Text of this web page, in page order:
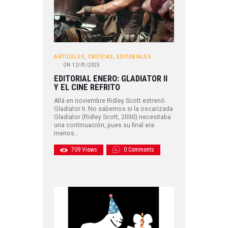
ARTÍCULOS, CRÍTICAS, EDITORIALES
ON 12/01/2025
EDITORIAL ENERO: GLADIATOR II
Y EL CINE REFRITO
Allá en noviembre Ridley Scott estrenó
Gladiator II. No sabemos si la oscarizada
Gladiator (Ridley Scott, 2000) necesitaba
una continuación, pues su final era
menos…
709 Views 0 Comments